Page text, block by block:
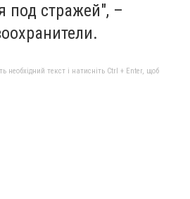
под стражей", –
необхідний текст і натисніть Ctrl + Enter, щоб